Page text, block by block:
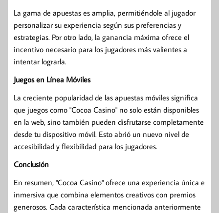
La gama de apuestas es amplia, permitiéndole al jugador
personalizar su experiencia según sus preferencias y
estrategias. Por otro lado, la ganancia máxima ofrece el
incentivo necesario para los jugadores más valientes a
intentar lograrla.
Juegos en Línea Móviles
La creciente popularidad de las apuestas móviles significa
que juegos como "Cocoa Casino" no solo están disponibles
en la web, sino también pueden disfrutarse completamente
desde tu dispositivo móvil. Esto abrió un nuevo nivel de
accesibilidad y flexibilidad para los jugadores.
Conclusión
En resumen, "Cocoa Casino" ofrece una experiencia única e
inmersiva que combina elementos creativos con premios
generosos. Cada característica mencionada anteriormente